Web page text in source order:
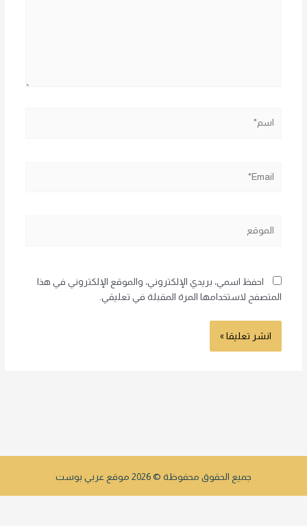
احفظ اسمي، بريدي الإلكتروني، والموقع الإلكتروني في هذا
المتصفح لاستخدامها المرة المقبلة في تعليقي.
جميع الحقوق محفوظة © 2026 موقع عربي بوست